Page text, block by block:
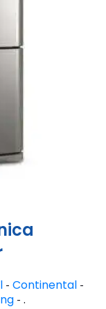
- Continental -
- .